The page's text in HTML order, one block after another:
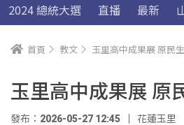
2024 總統大選 直播 最新
首頁 教文 玉里高中成果展 原民
玉里高中成果展 原
發布：2026-05-27 12:45 花蓮玉里